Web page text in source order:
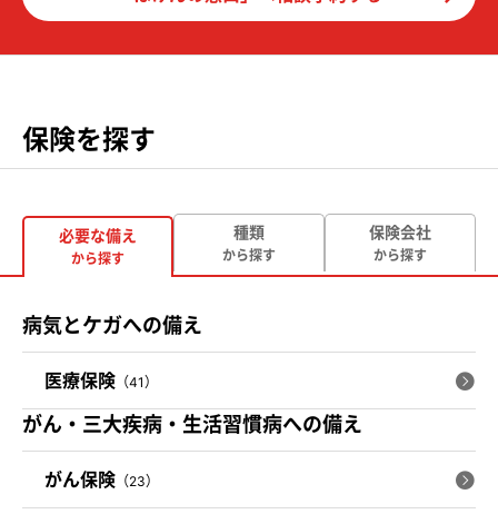
保険を探す
必要な備え
から探す
種類
から探す
保険会社
から探す
病気とケガへの備え
医療保険 （41）
がん・三大疾病・生活習慣病への備え
がん保険 （23）